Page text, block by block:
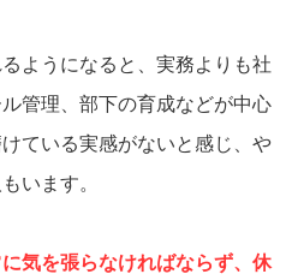
ようになると、実務よりも社
管理、部下の育成などが中心
ている実感がないと感じ、や
います。
気を張らなければならず、休